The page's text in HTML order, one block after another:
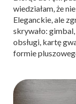
wiedziałam, że
Eleganckie, ale
skrywało:
obsługi, kartę
formie